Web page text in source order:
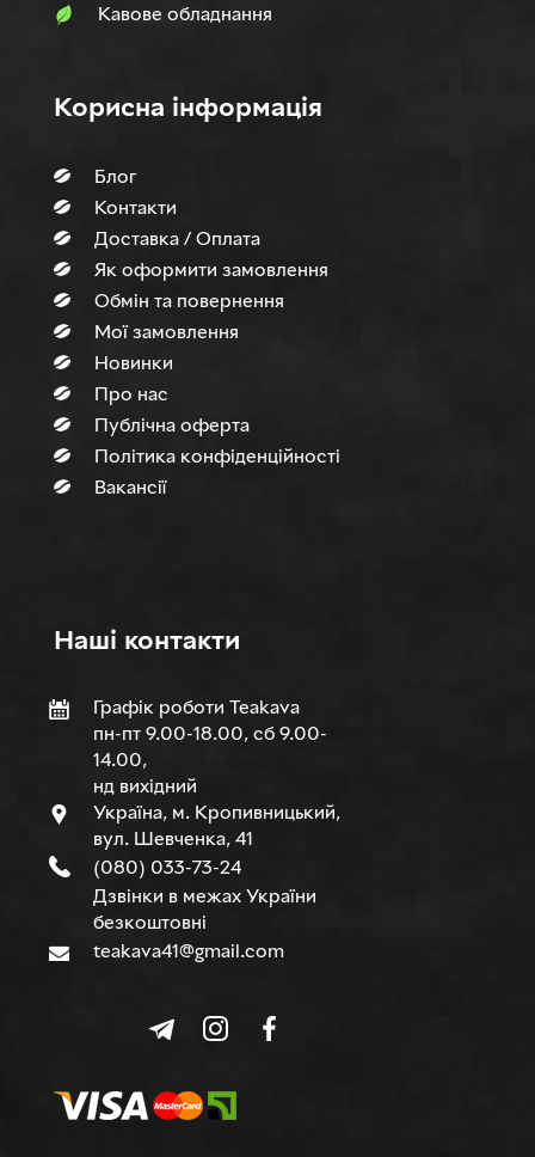
Кавове обладнання
Корисна інформація
Блог
Контакти
Доставка / Оплата
Як оформити замовлення
Обмін та повернення
Мої замовлення
Новинки
Про нас
Публічна оферта
Політика конфіденційності
Вакансії
Нашi контакти
Графік роботи Teakava
пн-пт 9.00-18.00, сб 9.00-
14.00,
нд вихідний
Україна, м. Кропивницький,
вул. Шевченка, 41
(080) 033-73-24
Дзвінки в межах України
безкоштовні
teakava41@gmail.com